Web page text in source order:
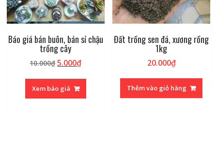
Báo giá bán buôn, bán sỉ chậu
trồng cây
10.000₫Giá
là:
10.000₫.
5.000₫Giá
Xem báo giá
Đất trồng sen đá, xương rồng
1kg
20.000₫
Thêm vào giỏ hàng